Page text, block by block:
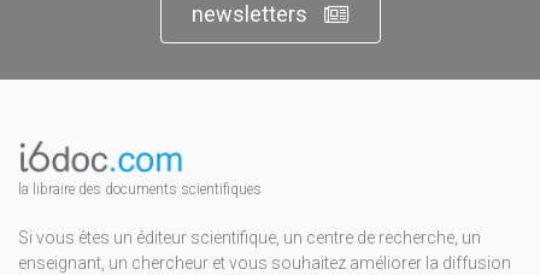
newsletters
la libraire des documents scientifiques
Si vous êtes un éditeur scientifique, un centre de recherche, un
enseignant, un chercheur et vous souhaitez améliorer la diffusion